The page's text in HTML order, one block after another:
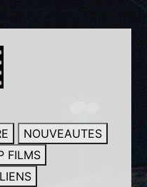
NOUVEAUTES
FILMS
LIENS